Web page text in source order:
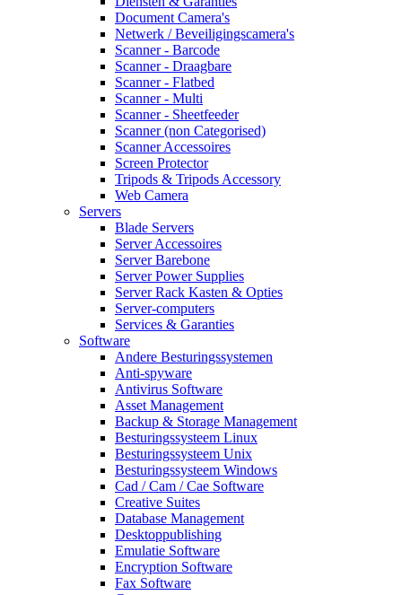
Document Camera's
Netwerk / Beveiligingscamera's
Scanner - Barcode
Scanner - Draagbare
Scanner - Flatbed
Scanner - Multi
Scanner - Sheetfeeder
Scanner (non Categorised)
Scanner Accessoires
Screen Protector
Tripods & Tripods Accessory
Web Camera
Servers
Blade Servers
Server Accessoires
Server Barebone
Server Power Supplies
Server Rack Kasten & Opties
Server-computers
Services & Garanties
Software
Andere Besturingssystemen
Anti-spyware
Antivirus Software
Asset Management
Backup & Storage Management
Besturingssysteem Linux
Besturingssysteem Unix
Besturingssysteem Windows
Cad / Cam / Cae Software
Creative Suites
Database Management
Desktoppublishing
Emulatie Software
Encryption Software
Fax Software